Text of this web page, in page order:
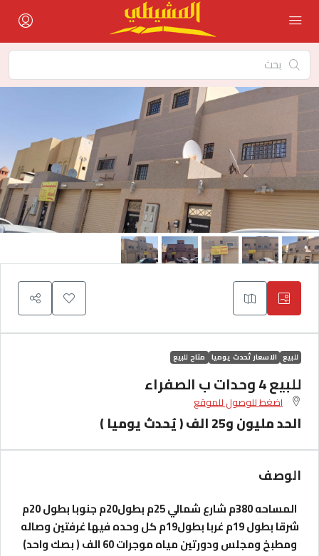
للبيع الاسعار تُحدث يوميا متاح للبيع
للبيع 4 وحدات ب الصفراء
اضغط للوصول للموقع
الحد مليون و25 الف ( يُحدث يوميا )
الوصف
المساحه 380م شارع شمالي 25م بطول20م جنوبا بطول 20م
شرقا بطول 19م غربا بطول19م
كل وحده فيها غرفتين وصاله
ومطبخ ومجلس ودورتين مياه موجرات 60 الف ( بصك واحد)